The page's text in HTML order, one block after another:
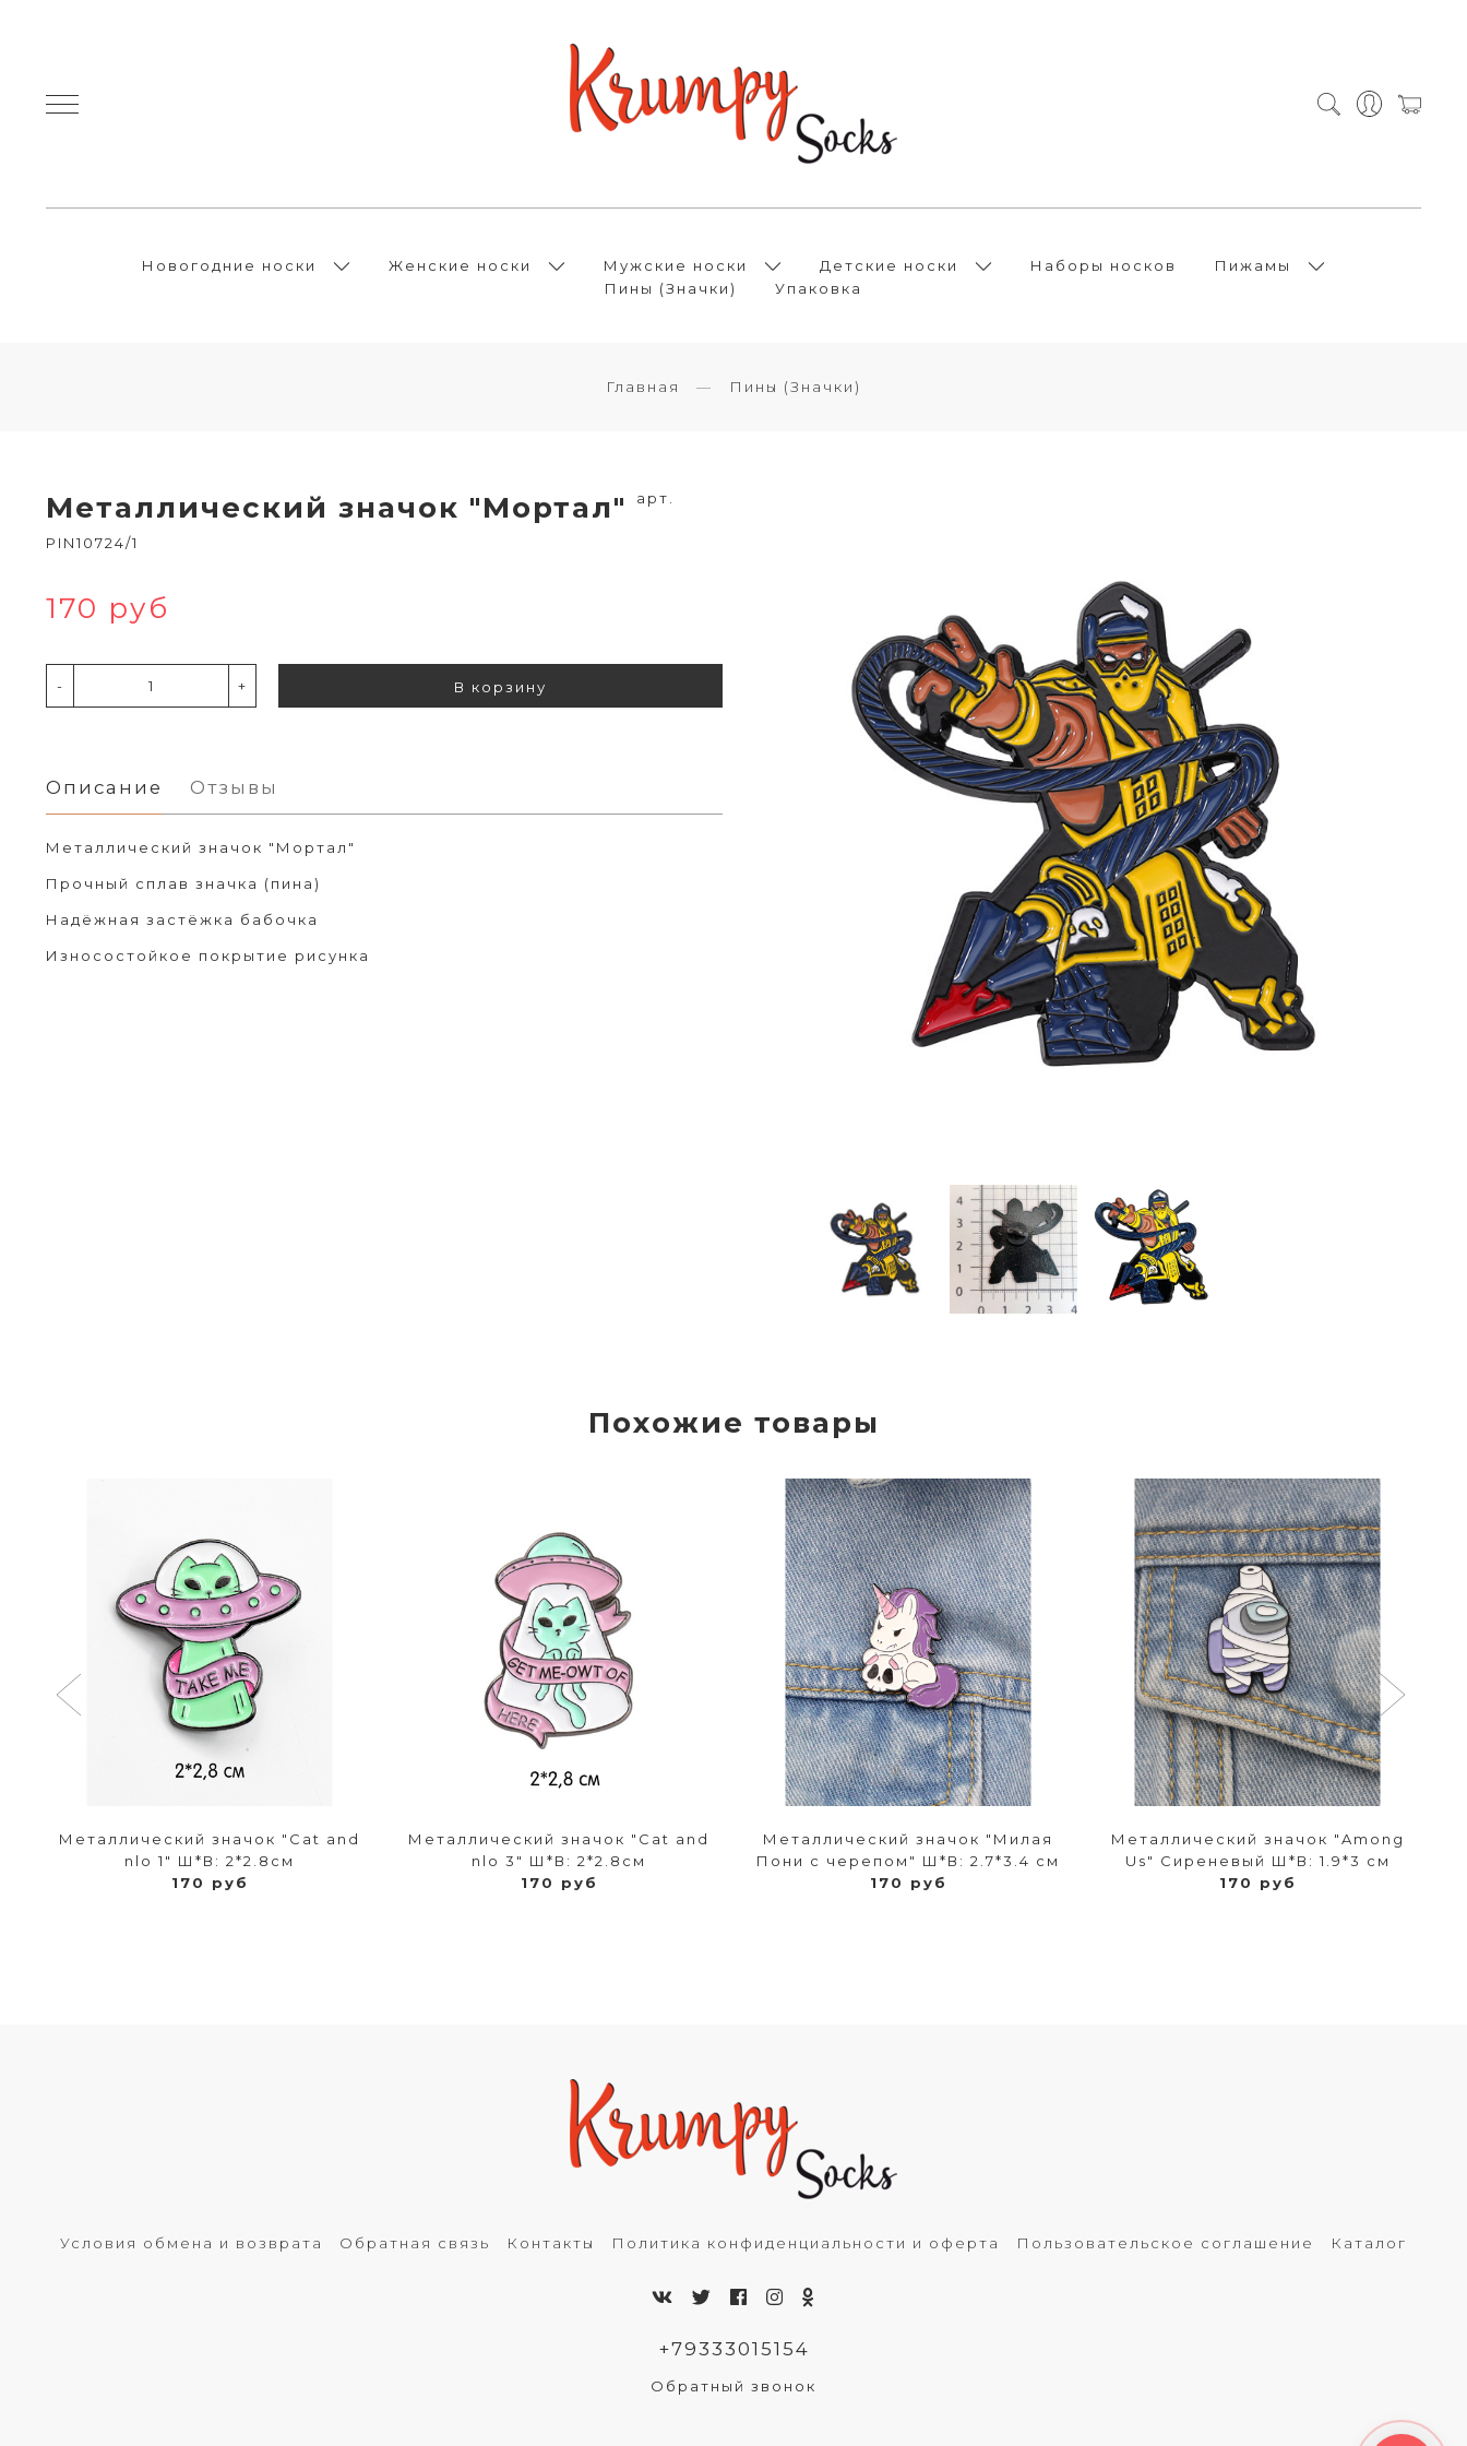
Новогодние носки Женские носки Мужские носки Детские носки Наборы носков
Пижамы
Пины (Значки)
Упаковка
Главная Пины (Значки)
Металлический значок "Мортал" арт.
PIN10724/1
170 руб
- + В корзину
Описание Отзывы
Металлический значок "Мортал"
Прочный сплав значка (пина)
Надёжная застёжка бабочка
Износостойкое покрытие рисунка
Похожие товары
Металлический значок "Cat and
nlo 1" Ш*В: 2*2.8см
170 руб
Металлический значок "Cat and
nlo 3" Ш*В: 2*2.8см
170 руб
Металлический значок "Милая
Пони с черепом" Ш*В: 2.7*3.4 см
170 руб
Металлический значок "Among
Us" Сиреневый Ш*В: 1.9*3 см
170 руб
Условия обмена и возврата Обратная связь Контакты Политика конфиденциальности и оферта Пользовательское соглашение Каталог
+79333015154
Обратный звонок